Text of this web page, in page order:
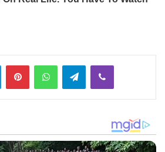
LinkedInPinterestWhatsAppTelegramViber